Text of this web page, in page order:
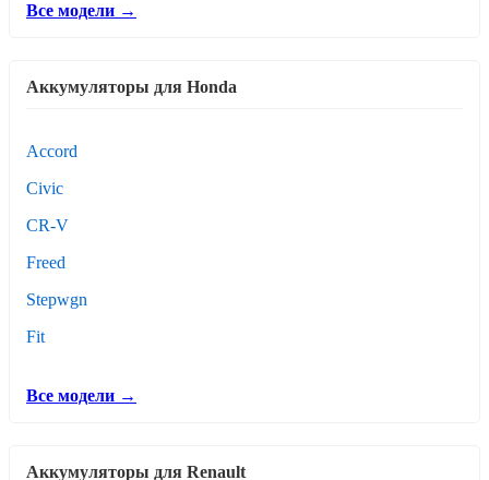
Все модели →
Аккумуляторы для Honda
Accord
Civic
CR-V
Freed
Stepwgn
Fit
Все модели →
Аккумуляторы для Renault